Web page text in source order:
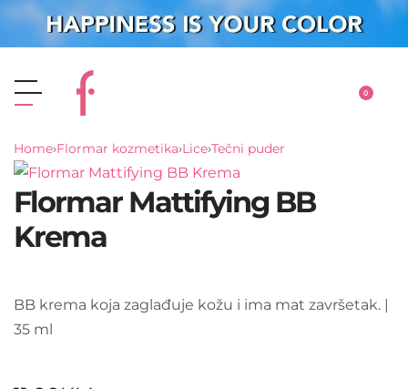
0
Home›Flormar kozmetika›Lice›Tečni puder
Flormar Mattifying BB
Krema
BB krema koja zaglađuje kožu i ima mat završetak. |
35 ml